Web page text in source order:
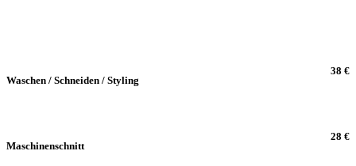
38 €
Waschen / Schneiden / Styling
28 €
Maschinenschnitt